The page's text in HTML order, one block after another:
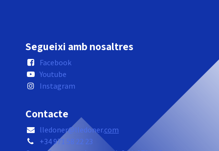
Segueixi amb nosaltres
Facebook
Youtube
Instagram
Contacte
lledoner@lledoner.com
+34 971 58 22 23